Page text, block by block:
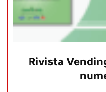
Rivista